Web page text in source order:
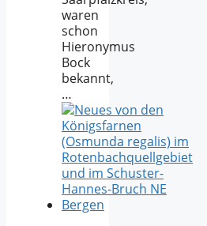
waren
schon
Hieronymus
Bock
bekannt,
…